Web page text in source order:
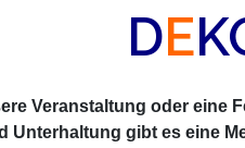
DE
Veranstaltung oder eine
Unterhaltung gibt es eine